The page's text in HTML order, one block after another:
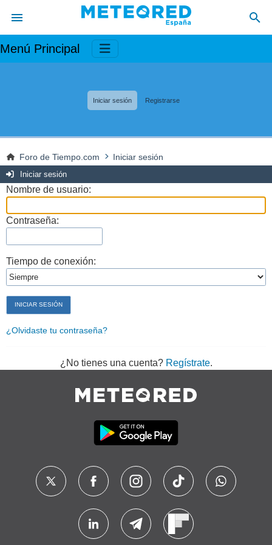
Menú Principal
Iniciar sesión Registrarse
Foro de Tiempo.com Iniciar sesión
Iniciar sesión
Nombre de usuario:
Contraseña:
Tiempo de conexión:
¿Olvidaste tu contraseña?
¿No tienes una cuenta? Regístrate.